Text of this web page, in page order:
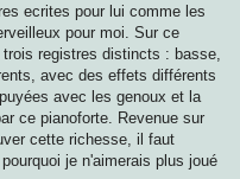
ecrites pour lui comme les
pour moi. Sur ce
registres distincts : basse,
avec des effets différents
avec les genoux et la
ce pianoforte. Revenue sur
cette richesse, il faut
je n'aimerais plus joué